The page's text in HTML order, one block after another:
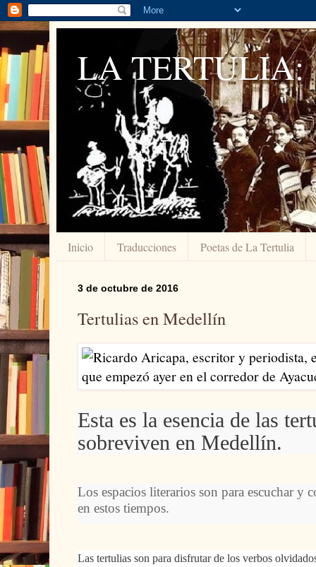
LA TERTULIA:
Inicio Traducciones Poetas de La Tertulia
3 de octubre de 2016
Tertulias en Medellín
Esta es la esencia de las
sobreviven en Medellín.
Los espacios literarios son para escuchar y
en estos tiempos.
Las tertulias son para disfrutar de los verbos